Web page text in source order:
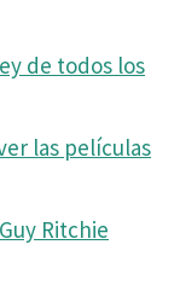
de todos los
las películas
Ritchie